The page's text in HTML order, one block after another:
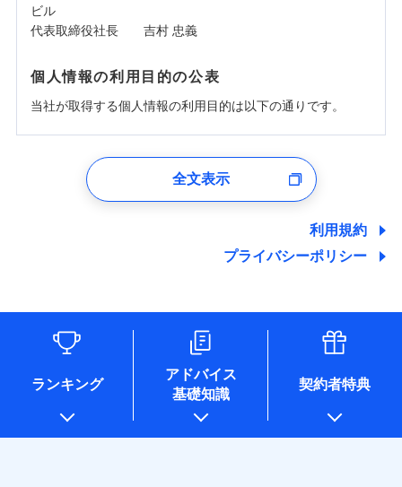
ビル
代表取締役社長 吉村 忠義
個人情報の利用目的の公表
当社が取得する個人情報の利用目的は以下の通りです。
ユーザー登録受付および、管理のため
しくは委託を受けている保険会社・提携会社の保険その他に
関する情報を提供し、金融商品等の契約を勧奨するため、ま
た維持管理等の委託業務遂行のため、またそれらに付帯、関
情報を取引のある他の保険会社の商品・サービスをご提案す
るために利用させていただくことがあります。）
各種セミナーの開催のため
コンサルティングサービスの実施のため
アンケートやキャンペーン等の実施のため
上記に係る案内・手続き・管理等付帯業務を行うため
* 当社が委託を受けている保険会社の情報は、保険会社のホ
ームページに掲載しておりますので、ご確認ください。
全文表示
利用規約
プライバシーポリシー
ランキング
アドバイス
基礎知識
契約者特典